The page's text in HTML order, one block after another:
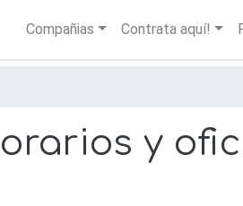
Main
Compañias Contrata aquí!
y